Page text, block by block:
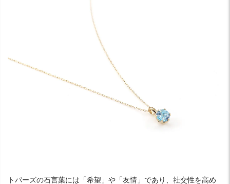
トパーズの石言葉には「希望」や「友情」であり、社交性を高め